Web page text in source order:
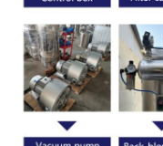
バ
シ
ー